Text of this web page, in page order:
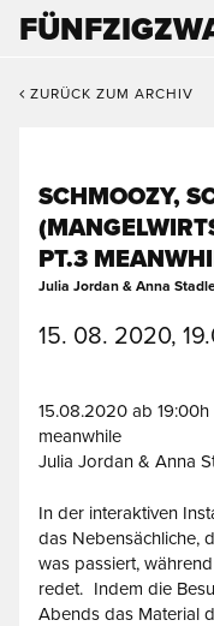
ZURÜCK ZUM ARCHIV
SCHMOOZY,
PT.3
Julia Jordan & Anna
15. 08. 2020,
15.08.2020 ab 19:00h
meanwhile
Julia Jordan & Anna
In der interaktiven
das Nebensächliche,
was passiert,
redet. Indem die
Abends das Material